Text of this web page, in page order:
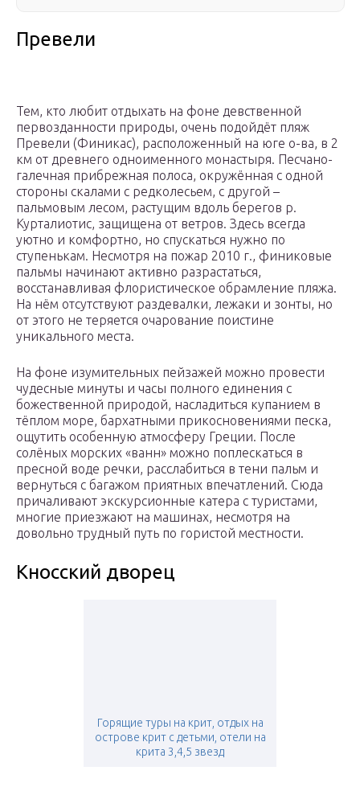
Превели
Тем, кто любит отдыхать на фоне девственной
первозданности природы, очень подойдёт пляж
Превели (Финикас), расположенный на юге о-ва, в 2
км от древнего одноименного монастыря. Песчано-
галечная прибрежная полоса, окружённая с одной
стороны скалами с редколесьем, с другой –
пальмовым лесом, растущим вдоль берегов р.
Курталиотис, защищена от ветров. Здесь всегда
уютно и комфортно, но спускаться нужно по
ступенькам. Несмотря на пожар 2010 г., финиковые
пальмы начинают активно разрастаться,
восстанавливая флористическое обрамление пляжа.
На нём отсутствуют раздевалки, лежаки и зонты, но
от этого не теряется очарование поистине
уникального места.
На фоне изумительных пейзажей можно провести
чудесные минуты и часы полного единения с
божественной природой, насладиться купанием в
тёплом море, бархатными прикосновениями песка,
ощутить особенную атмосферу Греции. После
солёных морских «ванн» можно поплескаться в
пресной воде речки, расслабиться в тени пальм и
вернуться с багажом приятных впечатлений. Сюда
причаливают экскурсионные катера с туристами,
многие приезжают на машинах, несмотря на
довольно трудный путь по гористой местности.
Кносский дворец
Горящие туры на крит, отдых на
острове крит с детьми, отели на
крита 3,4,5 звезд